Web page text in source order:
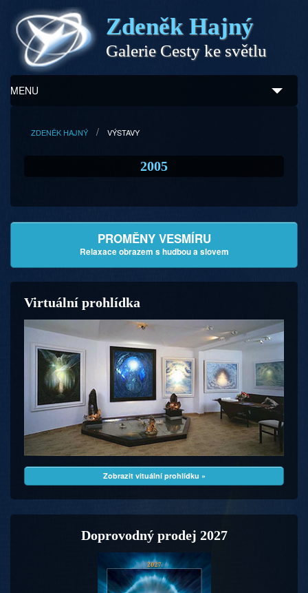
Zdeněk Hajný
Galerie Cesty ke světlu
MENU
Zdeněk Hajný
Kontakty
ZDENĚK HAJNÝ VÝSTAVY
2005
PROMĚNY VESMÍRU
Relaxace obrazem s hudbou a slovem
Virtuální prohlídka
Zobrazit vituální prohlídku »
Doprovodný prodej 2027